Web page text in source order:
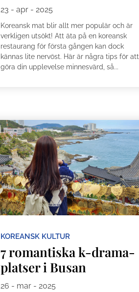
23 - apr - 2025
Koreansk mat blir allt mer populär och är
verkligen utsökt! Att äta på en koreansk
restaurang för första gången kan dock
kännas lite nervöst. Här är några tips för att
göra din upplevelse minnesvärd, så...
KOREANSK KULTUR
7 romantiska k-drama-
platser i Busan
26 - mar - 2025